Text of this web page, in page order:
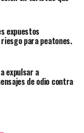
expuestos
para peatones.
expulsar a
de odio contra